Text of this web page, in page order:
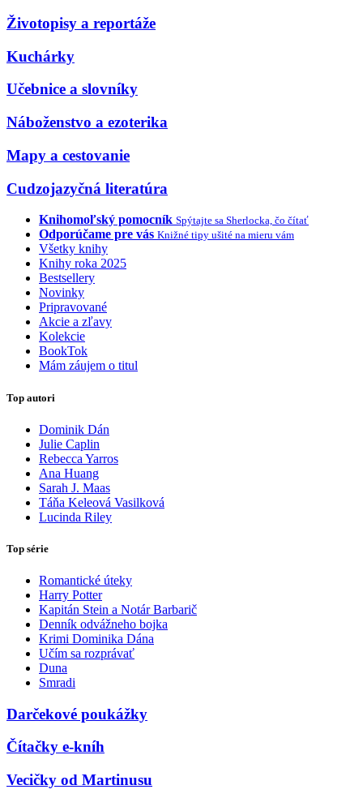
Životopisy a reportáže
Kuchárky
Učebnice a slovníky
Náboženstvo a ezoterika
Mapy a cestovanie
Cudzojazyčná literatúra
Knihomoľský pomocník Spýtajte sa Sherlocka, čo čítať
Odporúčame pre vás Knižné tipy ušité na mieru vám
Všetky knihy
Knihy roka 2025
Bestsellery
Novinky
Pripravované
Akcie a zľavy
Kolekcie
BookTok
Mám záujem o titul
Top autori
Dominik Dán
Julie Caplin
Rebecca Yarros
Ana Huang
Sarah J. Maas
Táňa Keleová Vasilková
Lucinda Riley
Top série
Romantické úteky
Harry Potter
Kapitán Stein a Notár Barbarič
Denník odvážneho bojka
Krimi Dominika Dána
Učím sa rozprávať
Duna
Smradi
Darčekové poukážky
Čítačky e-kníh
Vecičky od Martinusu